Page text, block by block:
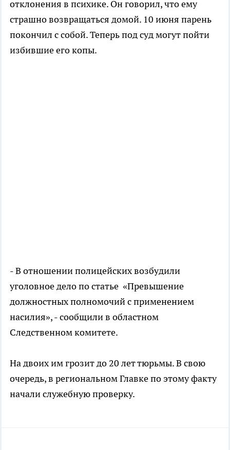
отклонения в психике. Он говорил, что ему
страшно возвращаться домой. 10 июня парень
покончил с собой. Теперь под суд могут пойти
избившие его копы.
- В отношении полицейских возбудили
уголовное дело по статье «Превышение
должностных полномочий с применением
насилия», - сообщили в областном
Следственном комитете.
На двоих им грозит до 20 лет тюрьмы. В свою
очередь, в региональном Главке по этому факту
начали служебную проверку.